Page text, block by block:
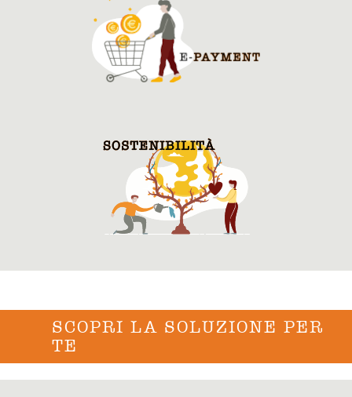
SCOPRI LA SOLUZIONE PER
TE